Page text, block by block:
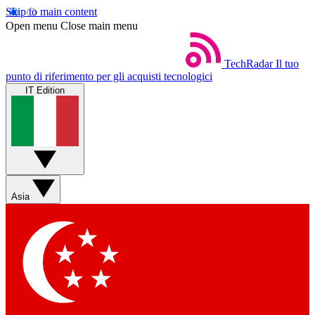
Skip to main content
Open menu Close main menu
TechRadar Il tuo
punto di riferimento per gli acquisti tecnologici
IT Edition
Asia